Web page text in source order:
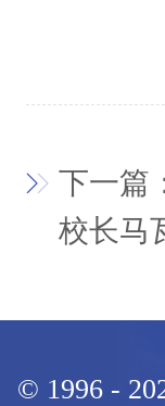
下一篇
校长马
© 1996 -